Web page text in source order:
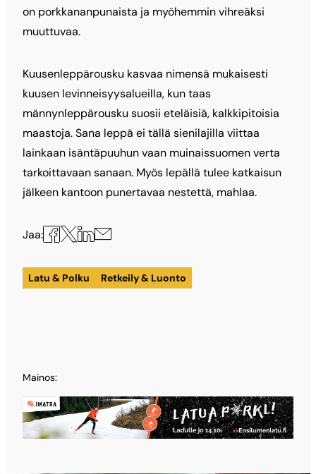
on porkkananpunaista ja myöhemmin vihreäksi
muuttuvaa.
Kuusenleppärousku kasvaa nimensä mukaisesti
kuusen levinneisyysalueilla, kun taas
männynleppärousku suosii eteläisiä, kalkkipitoisia
maastoja. Sana leppä ei tällä sienilajilla viittaa
lainkaan isäntäpuuhun vaan muinaissuomen verta
tarkoittavaan sanaan. Myös lepällä tulee katkaisun
jälkeen kantoon punertavaa nestettä, mahlaa.
Jaa: Jaa
Facebookissa
Jaa
X:ssä
Jaa
LinkedInissä
Jaa
sähköpostilla
Latu & Polku Retkeily & Luonto
Mainos: